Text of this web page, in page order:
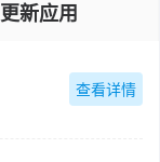
更新应用
查看详情